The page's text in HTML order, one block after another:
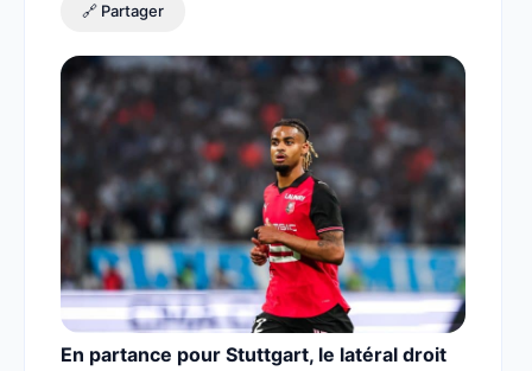
🔗 Partager
En partance pour Stuttgart, le latéral droit